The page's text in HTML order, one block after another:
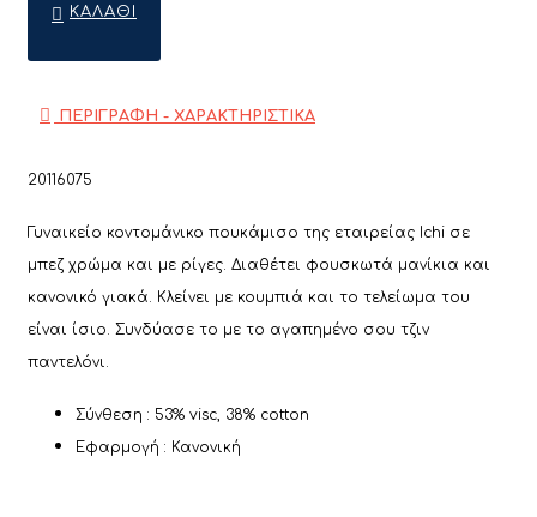
ΚΑΛΆΘΙ
ΠΕΡΙΓΡΑΦΗ - ΧΑΡΑΚΤΗΡΙΣΤΙΚΑ
20116075
Γυναικείο κοντομάνικο πουκάμισο της εταιρείας Ichi σε
μπεζ χρώμα και με ρίγες. Διαθέτει φουσκωτά μανίκια και
κανονικό γιακά. Κλείνει με κουμπιά και το τελείωμα του
είναι ίσιο. Συνδύασε το με το αγαπημένο σου τζιν
παντελόνι.
Σύνθεση : 53% visc, 38% cotton
Εφαρμογή : Κανονική